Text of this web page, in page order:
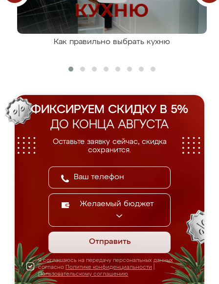
Как правильно выбрать кухню
ФИКСИРУЕМ СКИДКУ В 5%
ДО КОНЦА АВГУСТА
Оставьте заявку сейчас, скидка
сохранится.
Желаемый бюджет
Отправить
Я соглашаюсь на передачу персональных данных
согласно Политике конфиденциальности
Пользовательскому соглашению